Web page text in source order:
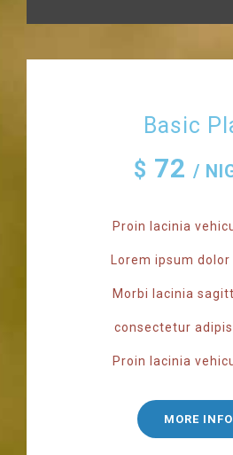
Basic
$ 72 /
Proin lacinia
Lorem ipsum
Morbi lacinia
consectetur
Proin lacinia
MORE INFO